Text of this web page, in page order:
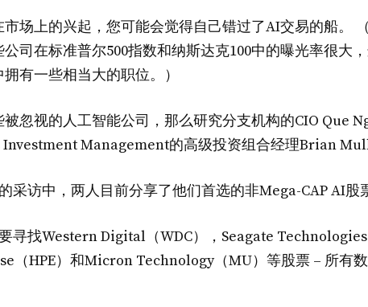
场上的兴起，您可能会觉得自己错过了AI交易的船。
司在标准普尔500指数和纳斯达克100中的曝光率很大
有一些相当大的职位。）
忽视的人工智能公司，那么研究分支机构的CIO Que
Management的高级投资组合经理Brian
访中，两人目前分享了他们首选的非Mega-CAP AI股
寻找Western Digital（WDC），Seagate Technologies
（HPE）和Micron Technology（MU）等股票 – 所有